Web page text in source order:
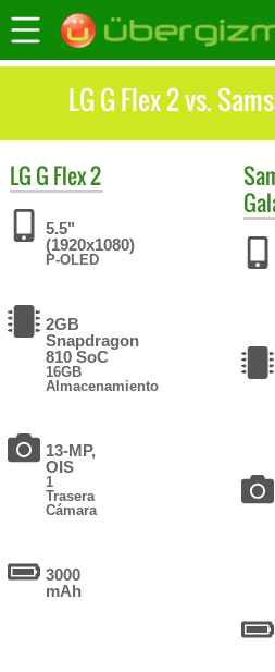
LG G Flex 2 vs.
LG G Flex 2
5.5"
(1920x1080)
P-OLED
2GB
Snapdragon
810 SoC
16GB
Almacenamiento
13-MP,
OIS
1
Trasera
Cámara
3000
mAh